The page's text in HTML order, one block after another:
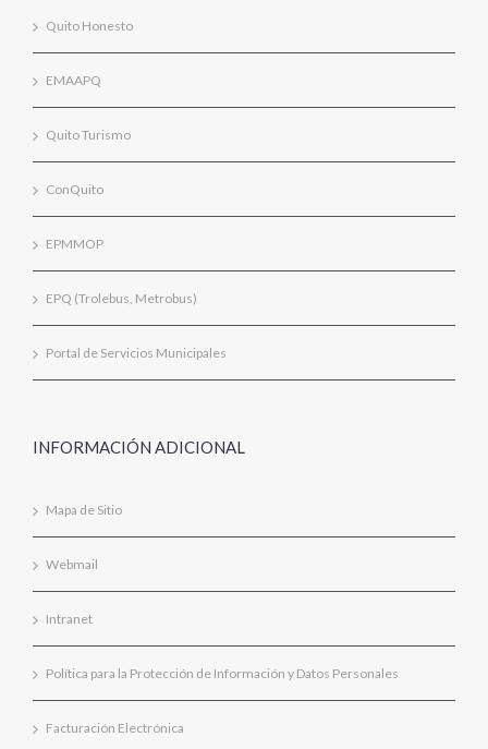
Quito Honesto
EMAAPQ
Quito Turismo
ConQuito
EPMMOP
EPQ (Trolebus, Metrobus)
Portal de Servicios Municipales
INFORMACIÓN ADICIONAL
Mapa de Sitio
Webmail
Intranet
Política para la Protección de Información y Datos Personales
Facturación Electrónica